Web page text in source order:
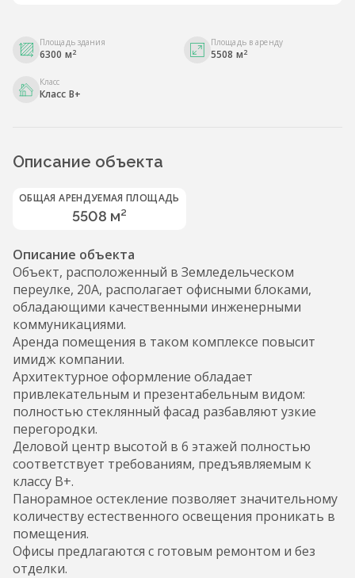
Площадь здания
6300 м2
Площадь в аренду
5508 м2
Класс
Класс B+
Описание объекта
ОБЩАЯ АРЕНДУЕМАЯ ПЛОЩАДЬ
5508 м²
Описание объекта
Объект, расположенный в Земледельческом
переулке, 20А, располагает офисными блоками,
обладающими качественными инженерными
коммуникациями.
Аренда помещения в таком комплексе повысит
имидж компании.
Архитектурное оформление обладает
привлекательным и презентабельным видом:
полностью стеклянный фасад разбавляют узкие
перегородки.
Деловой центр высотой в 6 этажей полностью
соответствует требованиям, предъявляемым к
классу В+.
Панорамное остекление позволяет значительному
количеству естественного освещения проникать в
помещения.
Офисы предлагаются с готовым ремонтом и без
отделки.